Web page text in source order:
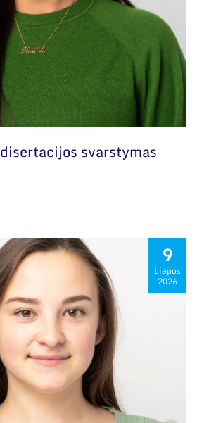
svarstymas
9
Liepos
2026